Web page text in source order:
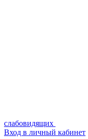
слабовидящих
Вход в личный кабинет